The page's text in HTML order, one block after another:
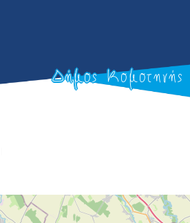
Δήμος Κομοτηνής